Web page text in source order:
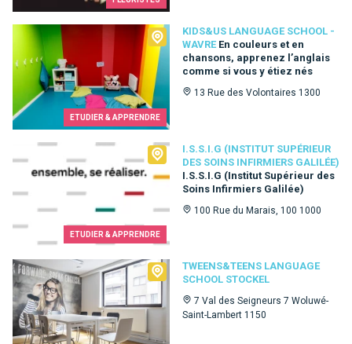
ETUDIER & APPRENDRE
KIDS&US LANGUAGE SCHOOL -
WAVRE En couleurs et en
chansons, apprenez l’anglais
comme si vous y étiez nés
13 Rue des Volontaires 1300
Kids&Us language school - Wavre
ETUDIER & APPRENDRE
I.S.S.I.G (INSTITUT SUPÉRIEUR
DES SOINS INFIRMIERS GALILÉE)
I.S.S.I.G (Institut Supérieur des
Soins Infirmiers Galilée)
100 Rue du Marais, 100 1000
I.S.S.I.G (Institut Supérieur des Soins Infirmiers Galilée)
TWEENS&TEENS LANGUAGE
SCHOOL STOCKEL
7 Val des Seigneurs 7 Woluwé-
Saint-Lambert 1150
Tweens&Teens language school Stockel